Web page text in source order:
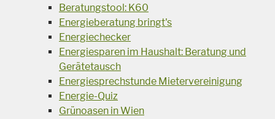
Beratungstool: K60
Energieberatung bringt's
Energiechecker
Energiesparen im Haushalt: Beratung und
Gerätetausch
Energiesprechstunde Mietervereinigung
Energie-Quiz
Grünoasen in Wien